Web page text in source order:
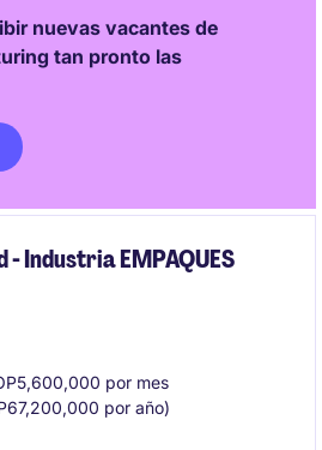
financial planning & analysis
(30%), playing a key role in
and financial reporting
nuevas vacantes de
tan pronto las
Industria EMPAQUES
por mes
por año)